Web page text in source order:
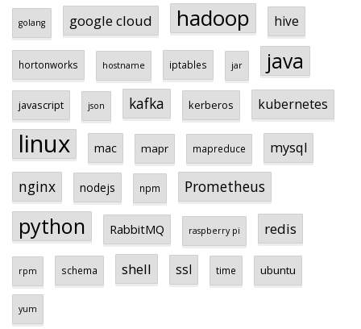
golang google cloud hadoop hive
hortonworks hostname iptables jar java
javascript json kafka kerberos kubernetes
linux mac mapr mapreduce mysql
nginx nodejs npm Prometheus
python RabbitMQ raspberry pi redis
rpm schema shell ssl time ubuntu
yum